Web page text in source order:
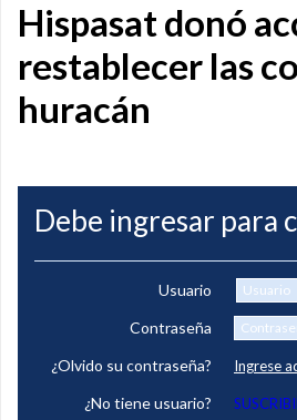
Hispasat donó
restablecer las
huracán
Debe ingresar para
Usuario
Contraseña
¿Olvido su contraseña?
Ingrese
¿No tiene usuario?